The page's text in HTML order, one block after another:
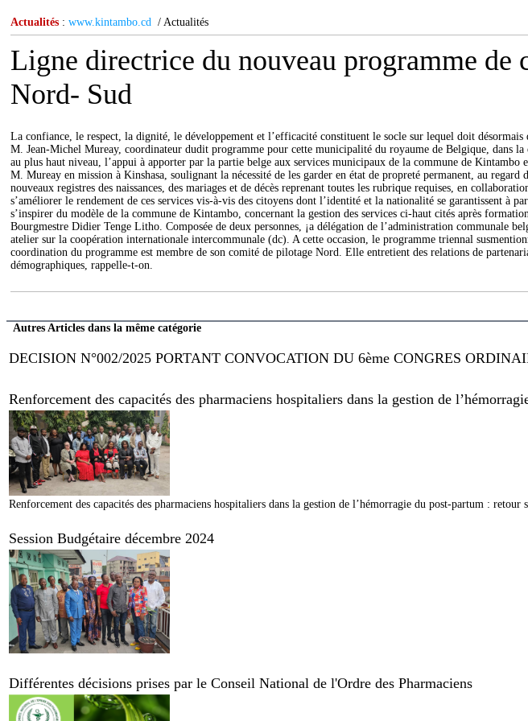
Actualités : www.kintambo.cd / Actualités
Ligne directrice du nouveau programme
Nord- Sud
La confiance, le respect, la dignité, le développement et l’efficacité constituent le socle sur lequel doit
M. Jean-Michel Mureay, coordinateur dudit programme pour cette municipalité du royaume de Belgique, dans
au plus haut niveau, l’appui à apporter par la partie belge aux services municipaux de la commune de
M. Mureay en mission à Kinshasa, soulignant la nécessité de les garder en état de propreté permanent, au
nouveaux registres des naissances, des mariages et de décès reprenant toutes les rubrique requises, en
s’améliorer le rendement de ces services vis-à-vis des citoyens dont l’identité et la nationalité se garantissent
s’inspirer du modèle de la commune de Kintambo, concernant la gestion des services ci-haut cités après
Bourgmestre Didier Tenge Litho. Composée de deux personnes, ¡a délégation de l’administration communale
atelier sur la coopération internationale intercommunale (dc). A cette occasion, le programme triennal
coordination du programme est membre de son comité de pilotage Nord. Elle entretient des relations de
démographiques, rappelle-t-on.
Autres Articles dans la même catégorie
DECISION N°002/2025 PORTANT CONVOCATION DU 6ème CONGRES
Renforcement des capacités des pharmaciens hospitaliers dans la gestion de
Renforcement des capacités des pharmaciens hospitaliers dans la gestion de l’hémorragie du post-partum : retour
Session Budgétaire décembre 2024
Différentes décisions prises par le Conseil National de l'Ordre des Pharmaciens